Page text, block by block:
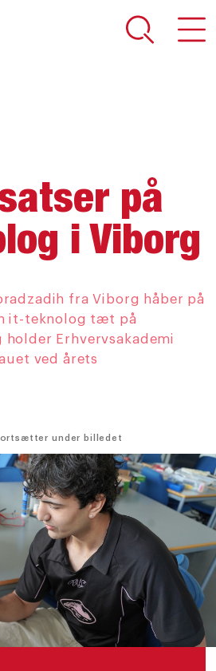
på
i Viborg
fra Viborg håber på
it-teknolog tæt på
Erhvervsakademi
ved årets
under billedet